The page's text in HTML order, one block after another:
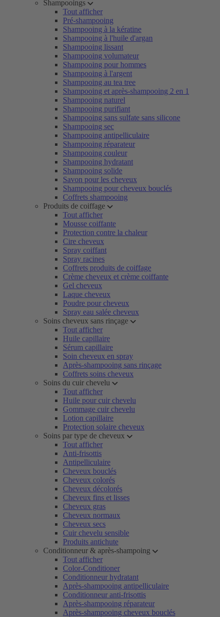
Shampooings
Tout afficher
Pré-shampooing
Shampooing à la kératine
Shampooing à l'huile d'argan
Shampooing lissant
Shampooing volumateur
Shampooing pour hommes
Shampooing à l'argent
Shampooing au tea tree
Shampooing et après-shampooing 2 en 1
Shampooing naturel
Shampooing purifiant
Shampooing sans sulfate sans silicone
Shampooing sec
Shampooing antipelliculaire
Shampooing réparateur
Shampooing couleur
Shampooing hydratant
Shampooing solide
Savon pour les cheveux
Shampooing pour cheveux bouclés
Coffrets shampooing
Produits de coiffage
Tout afficher
Mousse coiffante
Protection contre la chaleur
Cire cheveux
Spray coiffant
Spray racines
Coffrets produits de coiffage
Crème cheveux et crème coiffante
Gel cheveux
Laque cheveux
Poudre pour cheveux
Spray eau salée cheveux
Soins cheveux sans rinçage
Tout afficher
Huile capillaire
Sérum capillaire
Soin cheveux en spray
Après-shampooing sans rinçage
Coffrets soins cheveux
Soins du cuir chevelu
Tout afficher
Huile pour cuir chevelu
Gommage cuir chevelu
Lotion capillaire
Protection solaire cheveux
Soins par type de cheveux
Tout afficher
Anti-frisottis
Antipelliculaire
Cheveux bouclés
Cheveux colorés
Cheveux décolorés
Cheveux fins et lisses
Cheveux gras
Cheveux normaux
Cheveux secs
Cuir chevelu sensible
Produits antichute
Conditionneur & après-shampoing
Tout afficher
Color-Conditioner
Conditionneur hydratant
Après-shampooing antipelliculaire
Conditionneur anti-frisottis
Après-shampooing réparateur
Après-shampooing cheveux bouclés